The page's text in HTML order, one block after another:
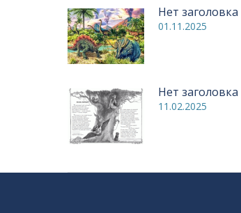
Нет заголовка
01.11.2025
Нет заголовка
11.02.2025